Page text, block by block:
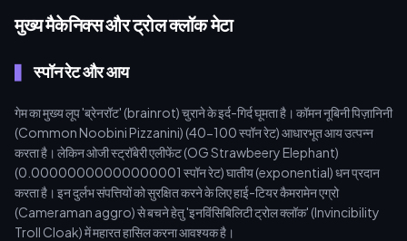
मुख्य मैकेनिक्स और ट्रोल क्लॉक मेटा
स्पॉन रेट और आय
गेम का मुख्य लूप 'ब्रेनरॉट' (brainrot) चुराने के इर्द-गिर्द घूमता है। कॉमन नूबिनी पिज़ानिनी
(Common Noobini Pizzanini) (40-100 स्पॉन रेट) आधारभूत आय उत्पन्न
करता है। लेकिन ओजी स्ट्रॉबेरी एलीफेंट (OG Strawbeery Elephant)
(0.00000000000000001 स्पॉन रेट) घातीय (exponential) धन प्रदान
करता है। इन दुर्लभ संपत्तियों को सुरक्षित करने के लिए हाई-टियर कैमरामेन एग्रो
(Cameraman aggro) से बचने हेतु 'इनविंसिबिलिटी ट्रोल क्लॉक' (Invincibility
Troll Cloak) में महारत हासिल करना आवश्यक है।